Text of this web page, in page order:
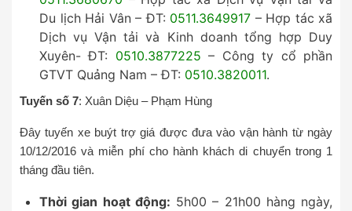
Du lịch Hải Vân – ĐT: 0511.3649917 – Hợp tác xã
Dịch vụ Vận tải và Kinh doanh tổng hợp Duy
Xuyên- ĐT: 0510.3877225 – Công ty cổ phần
GTVT Quảng Nam – ĐT: 0510.3820011.
Tuyến số 7: Xuân Diệu – Phạm Hùng
Đây tuyến xe buýt trợ giá được đưa vào vận hành từ ngày
10/12/2016 và miễn phí cho hành khách di chuyển trong 1
tháng đầu tiên.
Thời gian hoạt động: 5h00 – 21h00 hàng ngày,